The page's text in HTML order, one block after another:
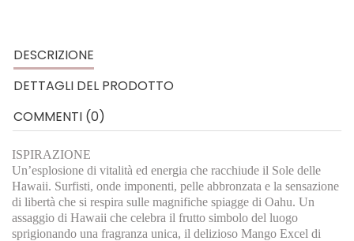
DESCRIZIONE
DETTAGLI DEL PRODOTTO
COMMENTI (0)
ISPIRAZIONE
Un’esplosione di vitalità ed energia che racchiude il Sole delle
Hawaii. Surfisti, onde imponenti, pelle abbronzata e la sensazione
di libertà che si respira sulle magnifiche spiagge di Oahu. Un
assaggio di Hawaii che celebra il frutto simbolo del luogo
sprigionando una fragranza unica, il delizioso Mango Excel di